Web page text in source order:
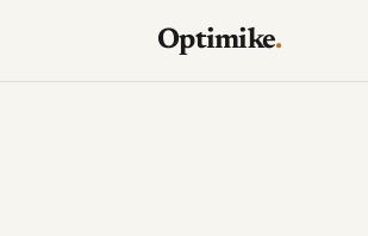
Optimike.